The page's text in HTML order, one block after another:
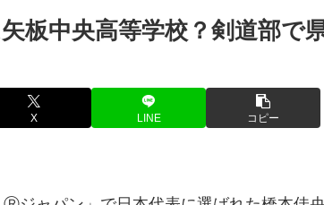
板中央高等学校？剣道部で
X LINE コピー